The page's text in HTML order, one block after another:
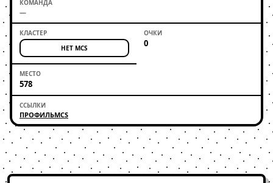
—
НЕТ MCS 0
578
ПРОФИЛЬMCS